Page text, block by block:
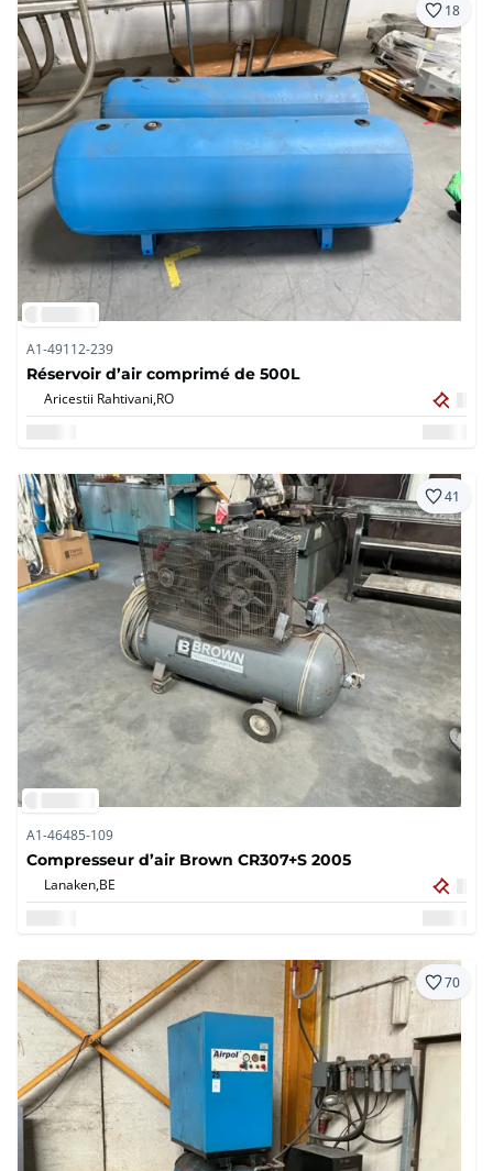
18
A1-49112-239
Réservoir d’air comprimé de 500L
Aricestii Rahtivani,RO
41
A1-46485-109
Compresseur d’air Brown CR307+S 2005
Lanaken,BE
70